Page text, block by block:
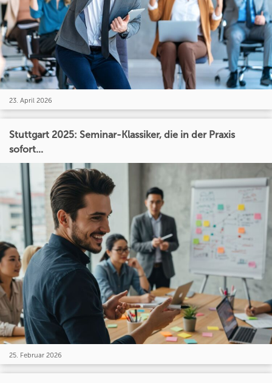
23. April 2026
Stuttgart 2025: Seminar-Klassiker, die in der Praxis
sofort...
25. Februar 2026